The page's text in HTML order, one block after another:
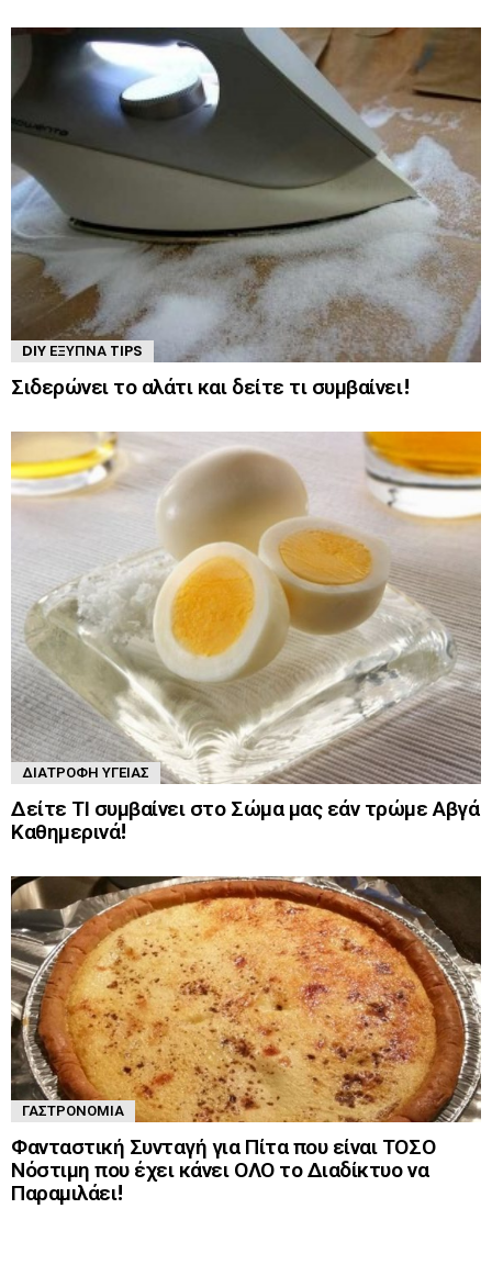
DIY ΈΞΥΠΝΑ TIPS
Σιδερώνει το αλάτι και δείτε τι συμβαίνει!
ΔΙΑΤΡΟΦΉ ΥΓΕΊΑΣ
Δείτε ΤΙ συμβαίνει στο Σώμα μας εάν τρώμε Αβγά
Καθημερινά!
ΓΑΣΤΡΟΝΟΜΊΑ
Φανταστική Συνταγή για Πίτα που είναι ΤΟΣΟ
Νόστιμη που έχει κάνει ΟΛΟ το Διαδίκτυο να
Παραμιλάει!